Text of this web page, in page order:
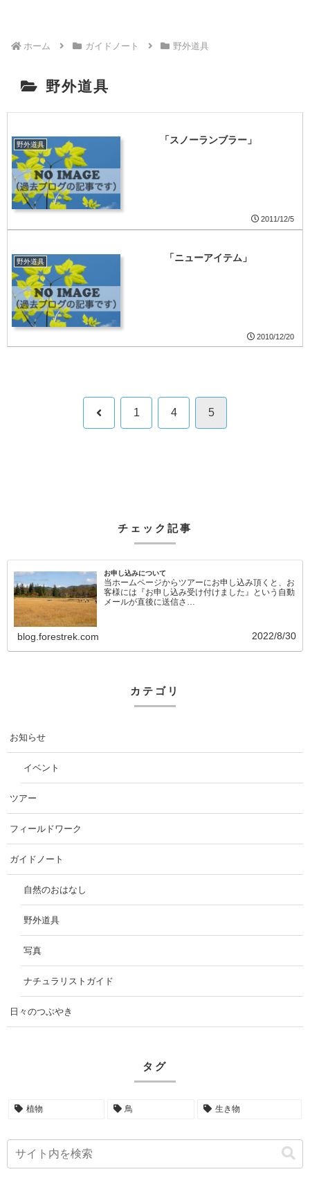
ホーム ガイドノート 野外道具
野外道具
野外道具 「スノーランブラー」
2011/12/5
野外道具 「ニューアイテム」
2010/12/20
前 1 4 5
チェック記事
お申し込みについて
当ホームページからツアーにお申し込み頂くと、お
客様には『お申し込み受け付けました』という自動
メールが直後に送信さ…
blog.forestrek.com 2022/8/30
カテゴリ
お知らせ
イベント
ツアー
フィールドワーク
ガイドノート
自然のおはなし
野外道具
写真
ナチュラリストガイド
日々のつぶやき
タグ
植物 鳥 生き物